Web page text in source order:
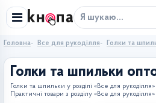
Головна Все для рукоділля Голки та
Голки та шпильки
Голки та шпильки у розділі «Все для
Практичні товари з розділу «Все для